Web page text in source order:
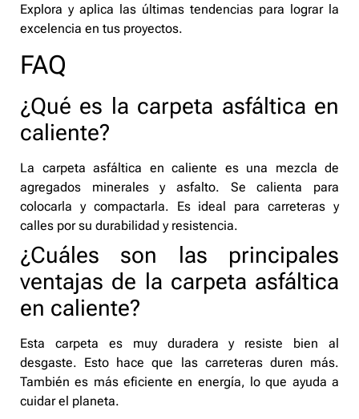
Explora y aplica las últimas tendencias para lograr la
excelencia en tus proyectos.
FAQ
¿Qué es la carpeta asfáltica en
caliente?
La carpeta asfáltica en caliente es una mezcla de
agregados minerales y asfalto. Se calienta para
colocarla y compactarla. Es ideal para carreteras y
calles por su durabilidad y resistencia.
¿Cuáles son las principales
ventajas de la carpeta asfáltica
en caliente?
Esta carpeta es muy duradera y resiste bien al
desgaste. Esto hace que las carreteras duren más.
También es más eficiente en energía, lo que ayuda a
cuidar el planeta.